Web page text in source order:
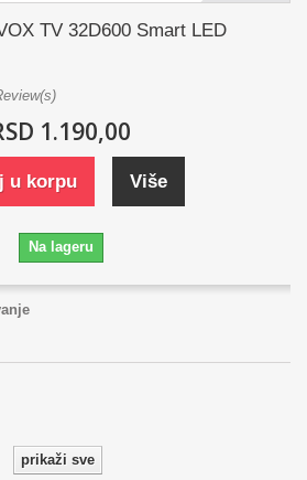
TV 32D600 Smart LED
1.190,00
u korpu Više
Na lageru
prikaži sve